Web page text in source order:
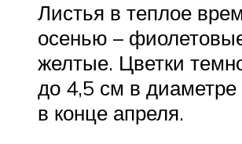
Листья в теплое
осенью –
желтые. Цветки
до 4,5 см в диаметре
в конце апреля.